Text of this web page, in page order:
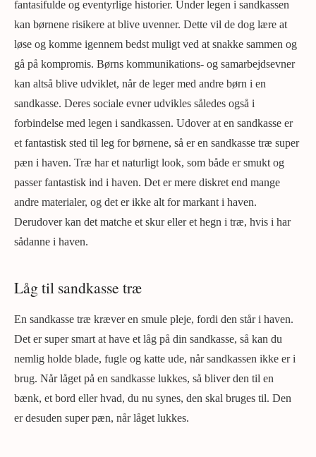
fantasifulde og eventyrlige historier. Under legen i sandkassen
kan børnene risikere at blive uvenner. Dette vil de dog lære at
løse og komme igennem bedst muligt ved at snakke sammen og
gå på kompromis. Børns kommunikations- og samarbejdsevner
kan altså blive udviklet, når de leger med andre børn i en
sandkasse. Deres sociale evner udvikles således også i
forbindelse med legen i sandkassen. Udover at en sandkasse er
et fantastisk sted til leg for børnene, så er en sandkasse træ super
pæn i haven. Træ har et naturligt look, som både er smukt og
passer fantastisk ind i haven. Det er mere diskret end mange
andre materialer, og det er ikke alt for markant i haven.
Derudover kan det matche et skur eller et hegn i træ, hvis i har
sådanne i haven.
Låg til sandkasse træ
En sandkasse træ kræver en smule pleje, fordi den står i haven.
Det er super smart at have et låg på din sandkasse, så kan du
nemlig holde blade, fugle og katte ude, når sandkassen ikke er i
brug. Når låget på en sandkasse lukkes, så bliver den til en
bænk, et bord eller hvad, du nu synes, den skal bruges til. Den
er desuden super pæn, når låget lukkes.